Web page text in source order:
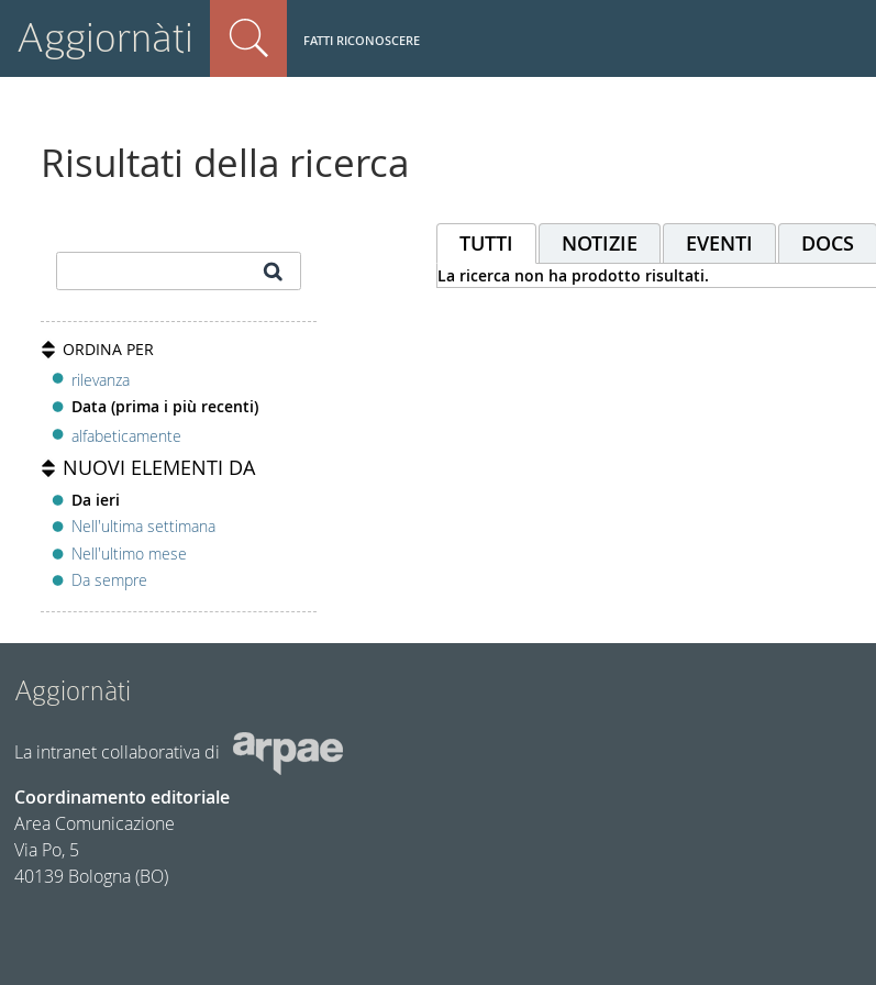
Aggiornàti FATTI RICONOSCERE
Risultati della ricerca
ORDINA PER
rilevanza
Data (prima i più recenti)
alfabeticamente
NUOVI ELEMENTI DA
Da ieri
Nell'ultima settimana
Nell'ultimo mese
Da sempre
TUTTI NOTIZIE EVENTI DOCS
La ricerca non ha prodotto risultati.
Aggiornàti
La intranet collaborativa di
Coordinamento editoriale
Area Comunicazione
Via Po, 5
40139 Bologna (BO)